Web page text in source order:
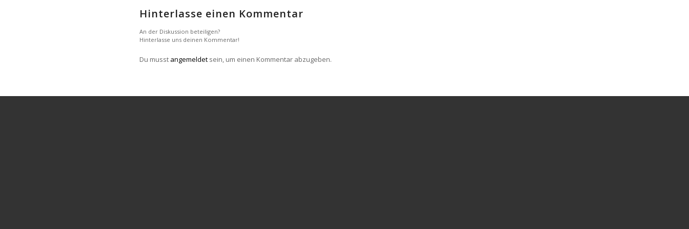
Hinterlasse einen Kommentar
An der Diskussion beteiligen?
Hinterlasse uns deinen Kommentar!
Du musst angemeldet sein, um einen Kommentar abzugeben.